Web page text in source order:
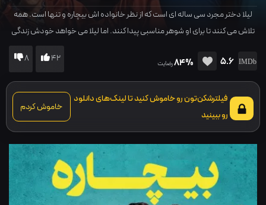
لیلا دختر مجرد سی ساله ای است که از نظر خانواده اش بیچاره و تنها است. همه
تلاش می کنند تا برای او شوهر مناسبی پیدا کنند. اما لیلا می خواهد خودش زندگی
5.6
84%رضایت 42
8
فیلترشکن‌تون رو خاموش کنید تا لینک‌های دانلود
رو ببینید
خاموش کردم